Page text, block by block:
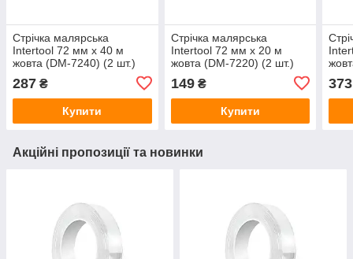
Стрічка малярська
Intertool 72 мм х 40 м
жовта (DM-7240) (2 шт.)
287 ₴
Купити
Стрічка малярська
Intertool 72 мм х 20 м
жовта (DM-7220) (2 шт.)
149₴
Купити
373
Акційні пропозиції та новинки